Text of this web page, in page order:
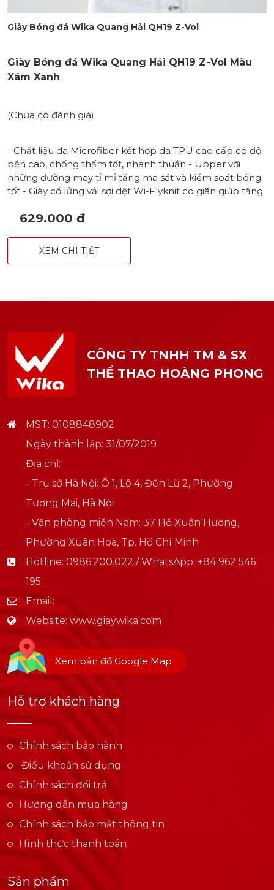
Giày Bóng đá Wika Quang Hải QH19 Z-Vol
Giày Bóng đá Wika Quang Hải QH19 Z-Vol Màu
Xám Xanh
(Chưa có đánh giá)
- Chất liệu da Microfiber kết hợp da TPU cao cấp có độ
bền cao, chống thấm tốt, nhanh thuần - Upper với
những đường may tỉ mỉ tăng ma sát và kiểm soát bóng
tốt - Giày cổ lửng vải sợi dệt Wi-Flyknit co giãn giúp tăng
thân giày siêu mỏng, ôm chân, mỏng nhẹ tối đa - Đệm
Fit 100% cao su khâu full mũi chắc chắn - Bộ đinh dăm
Form giày được thiết kế phù hợp với bàn chân người
Hồng - Xanh Ngọc Cam
629.000 đ
XEM CHI TIẾT
CÔNG TY TNHH TM & SX
THỂ THAO HOÀNG PHONG
MST: 0108848902
Ngày thành lập: 31/07/2019
Địa chỉ:
- Trụ sở Hà Nội: Ô 1, Lô 4, Đền Lừ 2, Phường
Tương Mai, Hà Nội
- Văn phòng miền Nam: 37 Hồ Xuân Hương,
Phường Xuân Hoà, Tp. Hồ Chí Minh
Hotline: 0986.200.022 / WhatsApp: +84 962 546
195
Email:
Website: www.giaywika.com
Xem bản đồ Google Map
Hỗ trợ khách hàng
Chính sách bảo hành
Điều khoản sử dụng
Chính sách đổi trả
Hướng dẫn mua hàng
Chính sách bảo mật thông tin
Hình thức thanh toán
Sản phẩm